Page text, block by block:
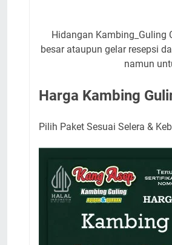
Hidangan Kambing_Guling
besar ataupun gelar resepsi
namun
Harga Kambing
Pilih Paket Sesuai Selera &